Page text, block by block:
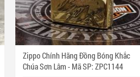
Zippo Chính Hãng Đồng Bóng Khắc
Chúa Sơn Lâm - Mã SP: ZPC1144